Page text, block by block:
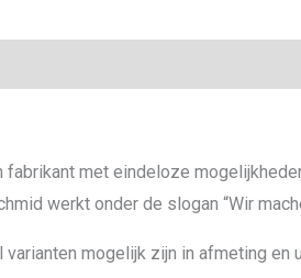
fabrikant met eindeloze
werkt onder de slogan “Wir
mogelijk zijn in afmeting